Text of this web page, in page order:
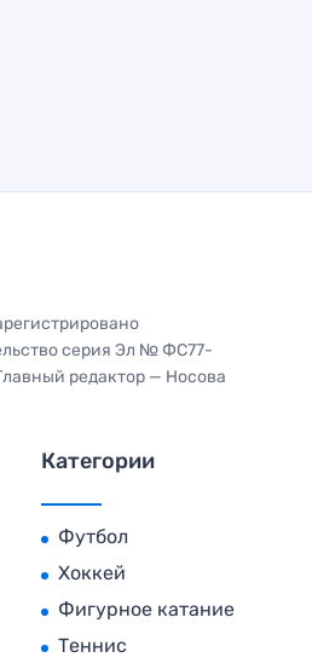
серия Эл № ФС77-
редактор — Носова
Категории
Футбол
Хоккей
Фигурное катание
Теннис